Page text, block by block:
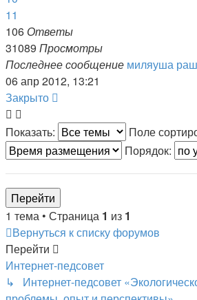
11
106 Ответы
31089 Просмотры
Последнее сообщение миляуша
06 апр 2012, 13:21
Закрыто
Показать:
Поле
Порядок:
1 тема • Страница 1 из 1
Вернуться к списку форумов
Перейти
Интернет-педсовет
↳ Интернет-педсовет